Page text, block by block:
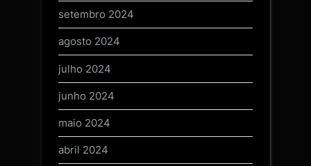
setembro 2024
agosto 2024
julho 2024
junho 2024
maio 2024
abril 2024